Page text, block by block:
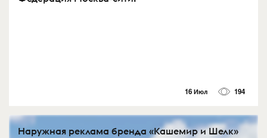
16 Июл 194
Наружная реклама бренда «Кашемир и Шелк»